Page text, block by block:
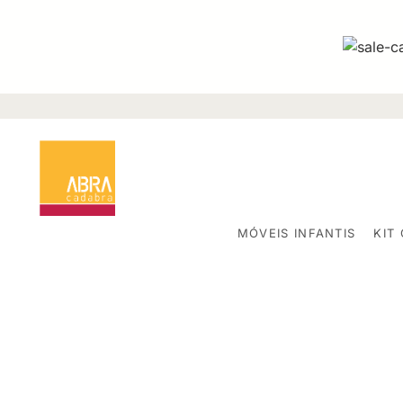
MÓVEIS INFANTIS KIT